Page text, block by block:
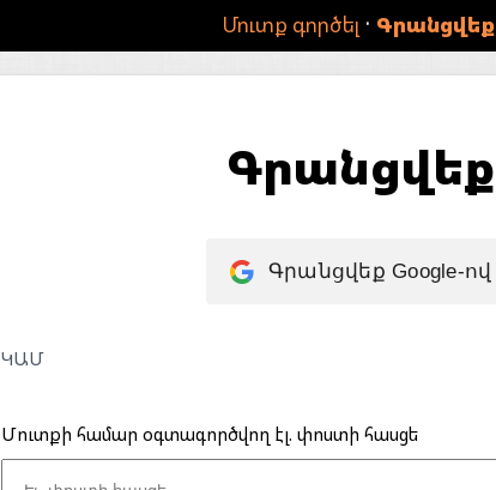
Մուտք գործել · Գրանցվեք
Գրանցվեք
Գրանցվեք Google-ով
ԿԱՄ
Մուտքի համար օգտագործվող էլ. փոստի հասցե